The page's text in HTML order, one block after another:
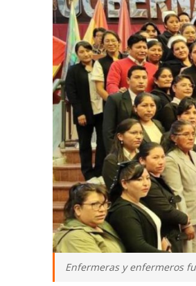
Enfermeras y enfermeros